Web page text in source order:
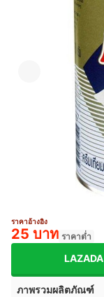
ราคาอ้างอิง
25 บาท ราคาต่ำ
LAZADA
ภาพรวมผลิตภัณฑ์